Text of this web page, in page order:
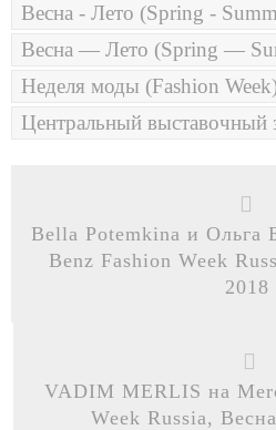
Весна - Лето (Spring -
Весна — Лето (Spring —
Неделя моды (Fashion
Центральный
Bella Potemkina и Ольга
Benz Fashion Week
2018
VADIM MERLIS на
Week Russia,